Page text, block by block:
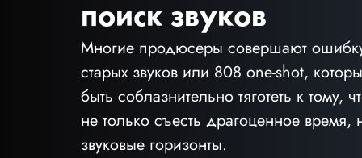
поиск звуков
Многие продюсеры совершают
старых звуков или 808 one-shot,
быть соблазнительно тяготеть к
не только съесть драгоценное
звуковые горизонты.